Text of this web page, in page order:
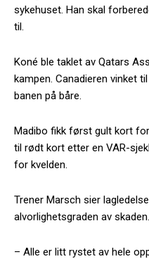
sykehuset. Han skal
til.
Koné ble taklet av Qatars
kampen. Canadieren vinket
banen på båre.
Madibo fikk først gult kort
til rødt kort etter en VAR-
for kvelden.
Trener Marsch sier
alvorlighetsgraden av skaden.
– Alle er litt rystet av hele